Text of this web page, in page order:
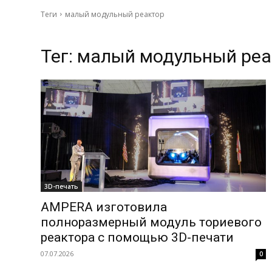
Теги малый модульный реактор
Тег: малый модульный
3D-печать
AMPERA изготовила
полноразмерный модуль ториевого
реактора с помощью 3D-печати
07.07.2026 0